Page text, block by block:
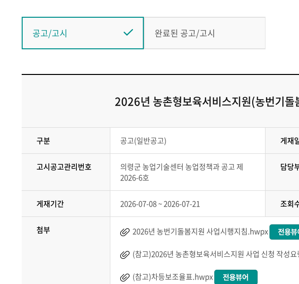
공고/고시 완료된 공고/고시
2026년 농촌형보육서비스지원(농번기돌
구분 공고(일반공고) 게재
고시공고관리번호
의령군 농업기술센터 농업정책과 공고 제
2026-6호
담당
게재기간 2026-07-08 ~ 2026-07-21 조회
첨부 2026년 농번기돌봄지원 사업시행지침.hwpx
(참고)2026년 농촌형보육서비스지원 사업 신청 작성
(참고)차등보조율표.hwpx